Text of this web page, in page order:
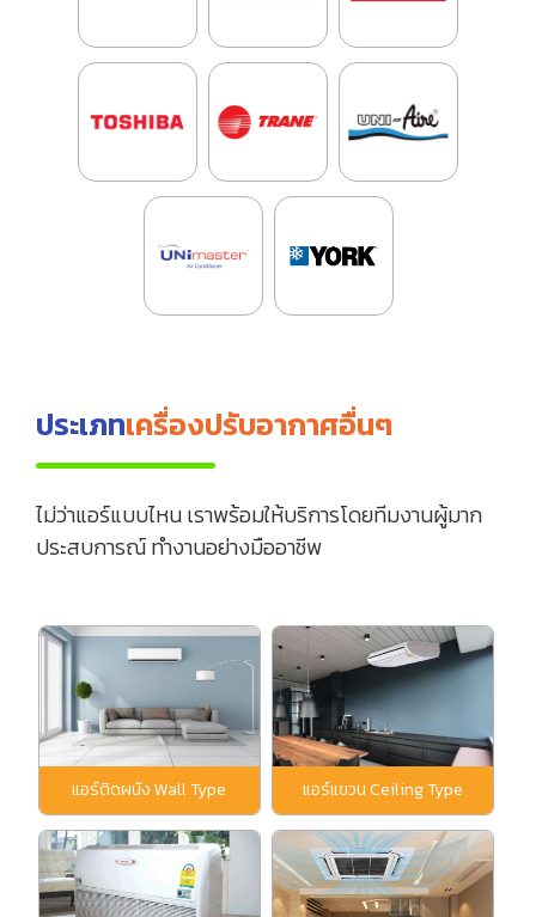
ประเภทเครื่องปรับอากาศอื่นๆ
ไม่ว่าแอร์แบบไหน เราพร้อมให้บริการโดยทีมงานผู้มาก
ประสบการณ์ ทำงานอย่างมืออาชีพ
แอร์ติดผนัง Wall Type แอร์แขวน Ceiling Type